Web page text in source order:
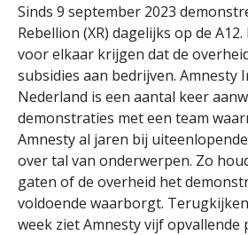
Sinds 9 september 2023
Rebellion (XR) dagelijks op de
voor elkaar krijgen dat de
subsidies aan bedrijven. Amnesty
Nederland is een aantal keer
demonstraties met een team
Amnesty al jaren bij
over tal van onderwerpen. Zo
gaten of de overheid het
voldoende waarborgt.
week ziet Amnesty vijf opvallende